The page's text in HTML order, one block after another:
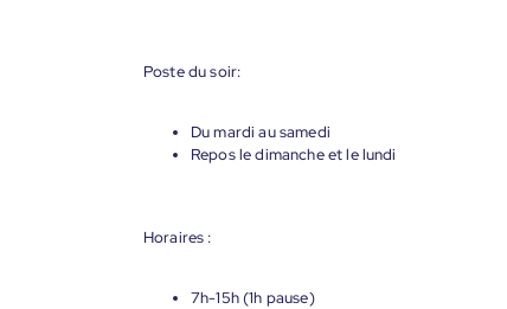
Poste du soir:
Du mardi au samedi
Repos le dimanche et le lundi
Horaires :
7h-15h (1h pause)